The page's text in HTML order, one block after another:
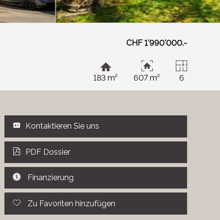
CHF 1'990'000.-
183 m² 607 m² 6
Kontaktieren Sie uns
PDF Dossier
Finanzierung
Zu Favoriten hinzufügen